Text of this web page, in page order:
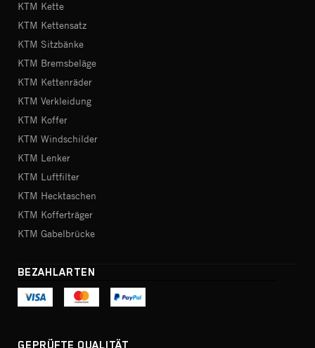
KTM Kette
KTM Kettensatz
KTM Sitzbänke
KTM Bremsbeläge
KTM Kettenräder
KTM Verkleidung
KTM Koffer
KTM Windschilder
KTM Lenker
KTM Luftfilter
KTM Hecktaschen
KTM Kofferträger
KTM Gabelbrücke
BEZAHLARTEN
GEPRÜFTE QUALITÄT